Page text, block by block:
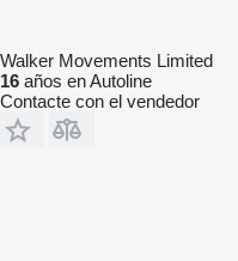
Walker Movements Limited
16 años en Autoline
Contacte con el vendedor